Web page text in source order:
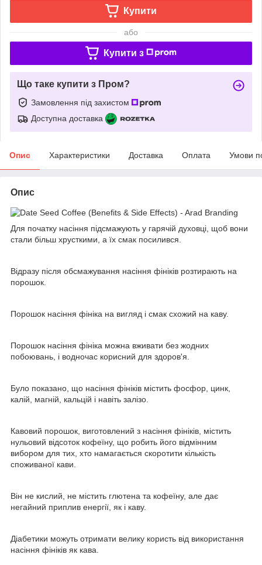
Купити
або
Купити з
Що таке купити з Пром?
Замовлення під захистом
Доступна доставка
Опис Характеристики Доставка Оплата Умови
Опис
Для початку насіння підсмажують у гарячій духовці, щоб вони
стали більш хрусткими, а їх смак посилився.
Відразу після обсмажування насіння фініків розтирають на
порошок.
Порошок насіння фініка на вигляд і смак схожий на каву.
Порошок насіння фініка можна вживати без жодних
побоювань, і водночас корисний для здоров'я.
Було показано, що насіння фініків містить фосфор, цинк,
калій, магній, кальцій і навіть залізо.
Кавовий порошок, виготовлений з насіння фініків, містить
нульовий відсоток кофеїну, що робить його відмінним
вибором для тих, хто намагається скоротити кількість
споживаної кави.
Він не кислий, не містить глютена та кофеїну, але дає
негайний приплив енергії, як і каву.
Діабетики можуть отримати велику користь від використання
насіння фініків як кава.